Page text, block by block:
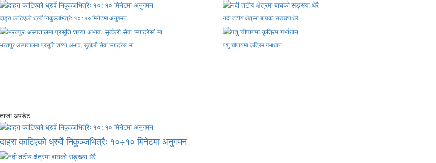
दाह्रा काटिएको ध्रुर्वे निकुञ्जभित्रैः १०÷१० मिनेटमा अनुगमन नदी तटीय क्षेत्रमा बाघको सङ्ख्या धेरै
भरतपुर अस्पतालमा प्रसूति शय्या अभाव, सुत्केरी सेवा ‘म्याट्रेस’ मा पशु चौपायमा कृत्रिम गर्भाधान
ताजा अपडेट
दाह्रा काटिएको ध्रुर्वे निकुञ्जभित्रैः १०÷१० मिनेटमा अनुगमन